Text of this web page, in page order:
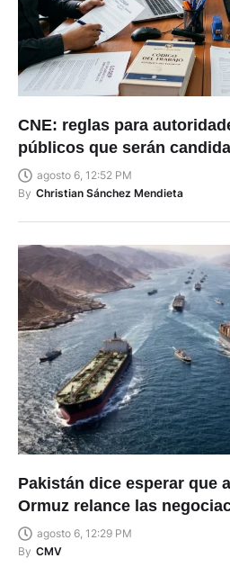
CNE: reglas para
públicos que serán
agosto 6, 12:52 PM
By Christian Sánchez Mendieta
Pakistán dice esperar que
Ormuz relance las
agosto 6, 12:29 PM
By CMV